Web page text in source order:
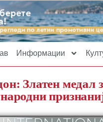
Информации
Златен медал